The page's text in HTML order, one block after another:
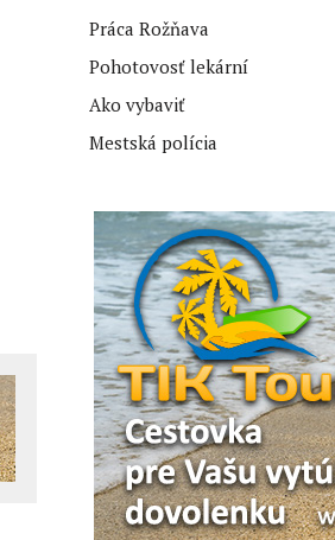
Práca Rožňava
Pohotovosť lekární
Ako vybaviť
Mestská polícia